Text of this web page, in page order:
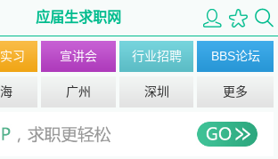
应届生求职网
习 宣讲会 行业招聘 BBS论坛
海 广州 深圳 更多